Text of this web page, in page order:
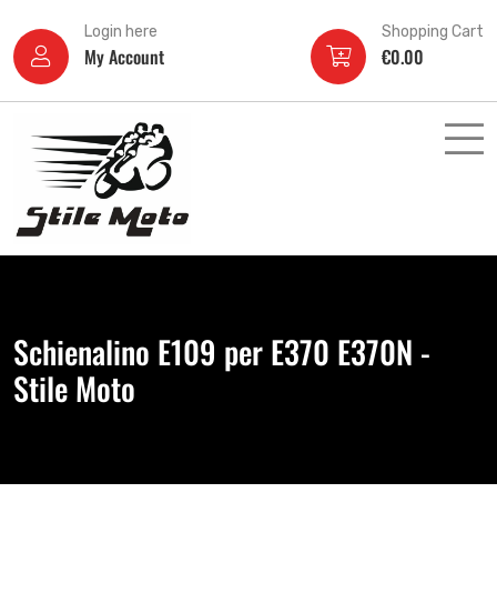
Login here
My Account
Shopping Cart
€0.00
Schienalino E109 per E370 E370N -
Stile Moto